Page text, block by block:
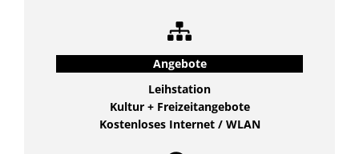
Angebote
Leihstation
Kultur + Freizeitangebote
Kostenloses Internet / WLAN